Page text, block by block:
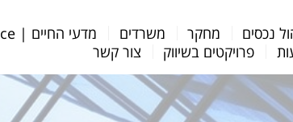
נכסים מחקר משרדים מדעי החיים | Life Science
פרויקטים בשיווק צור קשר